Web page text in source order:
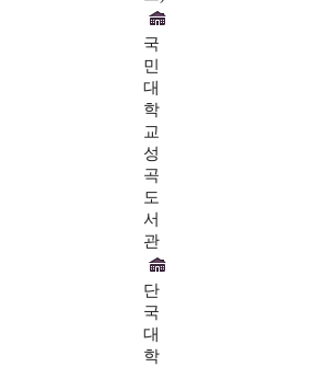
국
민
대
학
교
성
곡
도
서
관
단
국
대
학